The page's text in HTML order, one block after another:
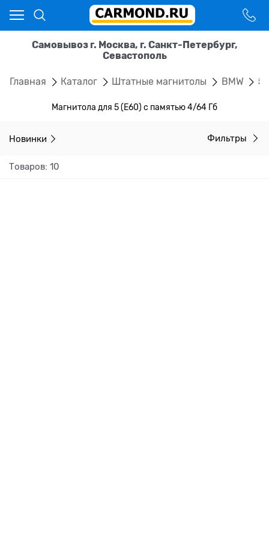
Самовывоз г. Москва, г. Санкт-Петербург,
Севастополь
Главная Каталог Штатные магнитолы BMW 5
Магнитола для 5 (E60) с памятью 4/64 Гб
Новинки Фильтры
Товаров: 10